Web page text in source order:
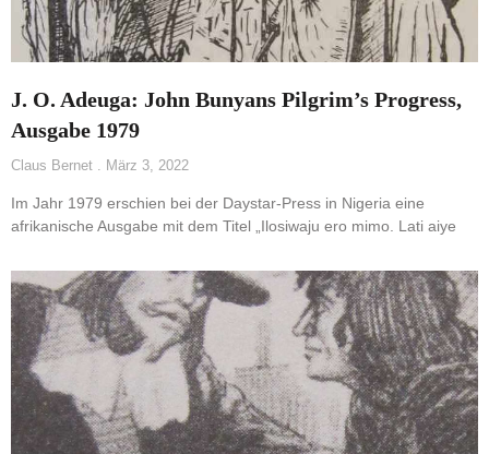
J. O. Adeuga: John Bunyans Pilgrim’s Progress,
Ausgabe 1979
Claus Bernet März 3, 2022
Im Jahr 1979 erschien bei der Daystar-Press in Nigeria eine
afrikanische Ausgabe mit dem Titel „Ilosiwaju ero mimo. Lati aiye